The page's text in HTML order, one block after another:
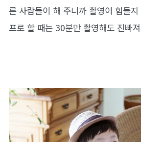
른 사람들이 해 주니까 촬영이 힘들
프로 할 때는 30분만 촬영해도 진빠